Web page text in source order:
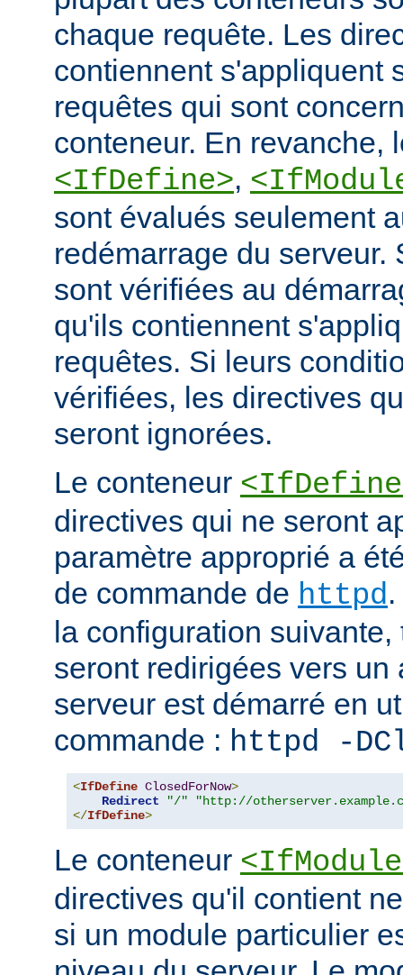
chaque requête. Les
contiennent s'appliquent
requêtes qui sont
conteneur. En revanche,
<IfDefine>,
sont évalués seulement
redémarrage du serveur.
sont vérifiées au
qu'ils contiennent
requêtes. Si leurs
vérifiées, les directives
seront ignorées.
Le conteneur
directives qui ne seront
paramètre approprié a
de commande de httpd
la configuration
seront redirigées vers un
serveur est démarré en
commande : httpd -
<IfDefine ClosedForNow>
Redirect
"/"
"http://
</IfDefine>
Le conteneur
directives qu'il contient
si un module particulier